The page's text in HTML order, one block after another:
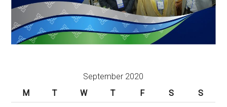
September 2020
M
T W T F S S